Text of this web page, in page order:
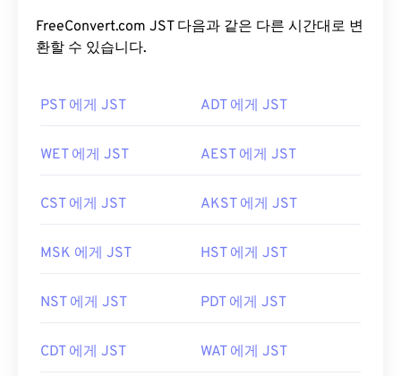
FreeConvert.com JST 다음과 같은 다른 시간대로 변
환할 수 있습니다.
PST 에게 JST ADT 에게 JST
WET 에게 JST AEST 에게 JST
CST 에게 JST AKST 에게 JST
MSK 에게 JST HST 에게 JST
NST 에게 JST PDT 에게 JST
CDT 에게 JST WAT 에게 JST